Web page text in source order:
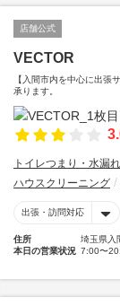
店舗公式
VECTOR
【入間市内を中心に出張
承ります。
トイレつまり・水漏
ハウスクリーニング
出張・訪問対応
住所
埼玉県入
本日の営業状況 7:00〜